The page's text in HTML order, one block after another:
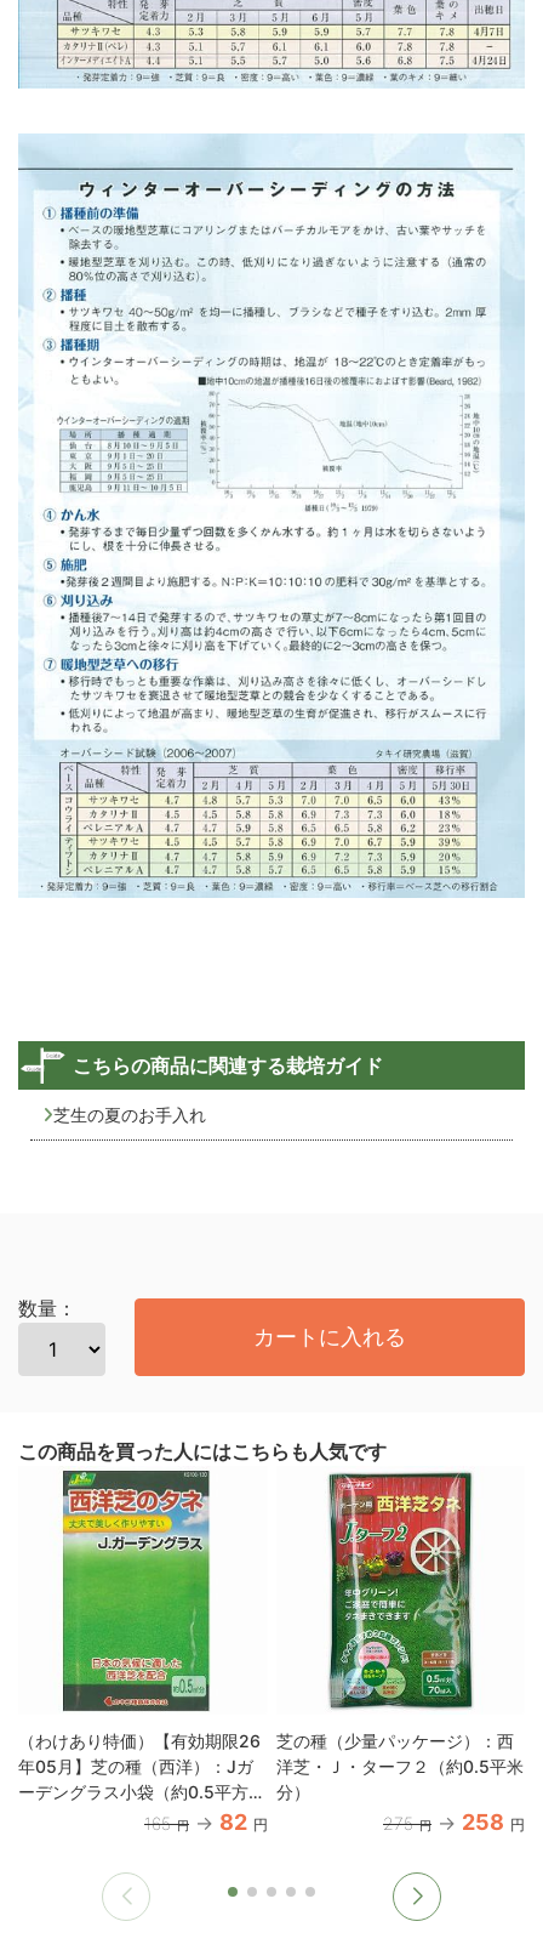
こちらの商品に関連する栽培ガイド
芝生の夏のお手入れ
数量：
カートに入れる
この商品を買った人にはこちらも人気です
（わけあり特価）【有効期限26
年05月】芝の種（西洋）：Jガ
ーデングラス小袋（約0.5平方メ
165 円 82 円
芝の種（少量パッケージ）：西
洋芝・Ｊ・ターフ２（約0.5平米
分）
275 円 258 円